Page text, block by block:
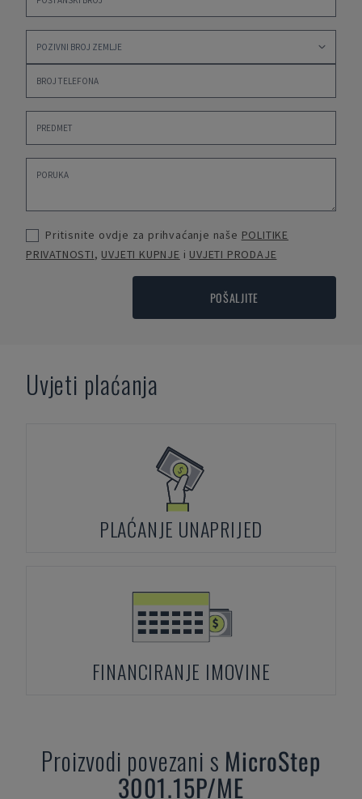
Pritisnite ovdje za prihvaćanje naše POLITIKE
PRIVATNOSTI, UVJETI KUPNJE i UVJETI PRODAJE
POŠALJITE
Uvjeti plaćanja
PLAĆANJE UNAPRIJED
FINANCIRANJE IMOVINE
Proizvodi povezani s MicroStep
3001.15P/ME